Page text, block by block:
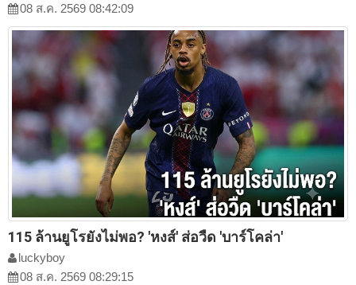
08 ส.ค. 2569 08:42:09
115 ล้านยูโรยังไม่พอ? 'หงส์' ส่อวืด 'บาร์โคล่า'
luckyboy
08 ส.ค. 2569 08:29:15